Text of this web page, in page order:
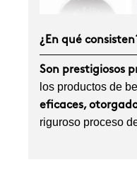
¿En qué
Son prestigiosos
los productos de
eficaces,
riguroso proceso